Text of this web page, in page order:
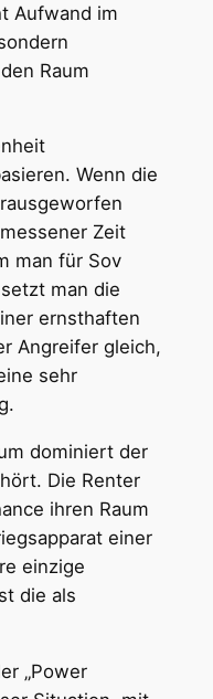
Aufwand im
Raum
Wenn die
Zeit
man für Sov
man die
ernsthaften
Angreifer gleich,
sehr
dominiert der
Die Renter
ihren Raum
einer
einzige
die als
„Power